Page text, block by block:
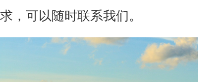
求，可以随时联系我们。